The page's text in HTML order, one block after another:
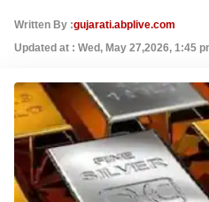
Written By :gujarati.abplive.com
Updated at : Wed, May 27,2026, 1:45